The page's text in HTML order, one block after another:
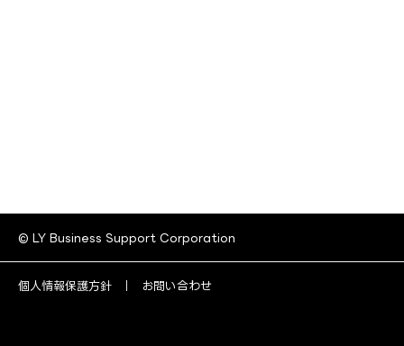
© LY Business Support Corporation
個人情報保護方針 お問い合わせ